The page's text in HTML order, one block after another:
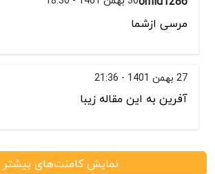
مرسی ازشما
27 بهمن 1401 - 21:36
آفرین به این مقاله زیبا
نمایش کامنت‌های بیشتر